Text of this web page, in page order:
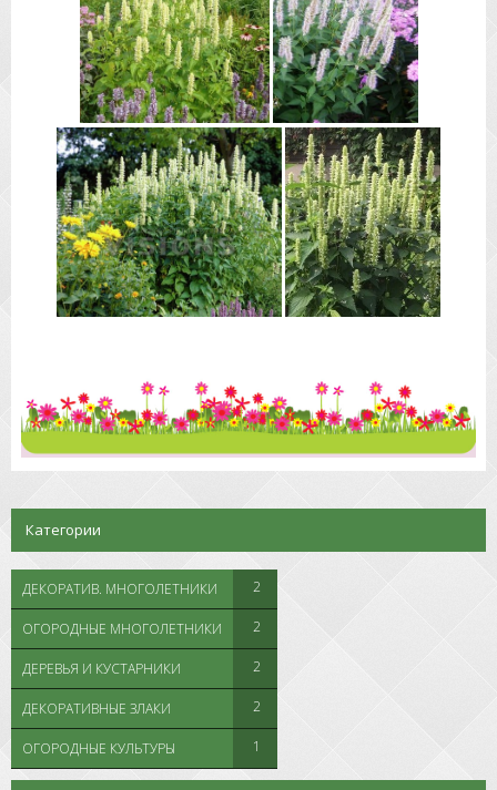
Категории
ДЕКОРАТИВ. МНОГОЛЕТНИКИ 2
ОГОРОДНЫЕ МНОГОЛЕТНИКИ 2
ДЕРЕВЬЯ И КУСТАРНИКИ 2
ДЕКОРАТИВНЫЕ ЗЛАКИ 2
ОГОРОДНЫЕ КУЛЬТУРЫ 1